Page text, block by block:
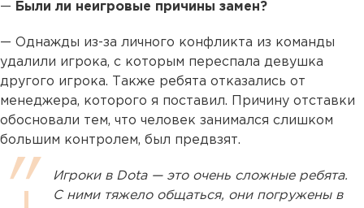
— Были ли неигровые причины замен?
— Однажды из-за личного конфликта из команды
удалили игрока, с которым переспала девушка
другого игрока. Также ребята отказались от
менеджера, которого я поставил. Причину отставки
обосновали тем, что человек занимался слишком
большим контролем, был предвзят.
Игроки в Dota — это очень сложные ребята.
С ними тяжело общаться, они погружены в